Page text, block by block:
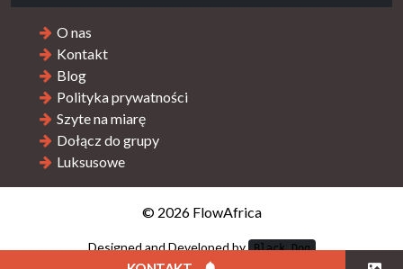
O nas
Kontakt
Blog
Polityka prywatności
Szyte na miarę
Dołącz do grupy
Luksusowe
© 2026 FlowAfrica
Designed and Developed by Black Dog